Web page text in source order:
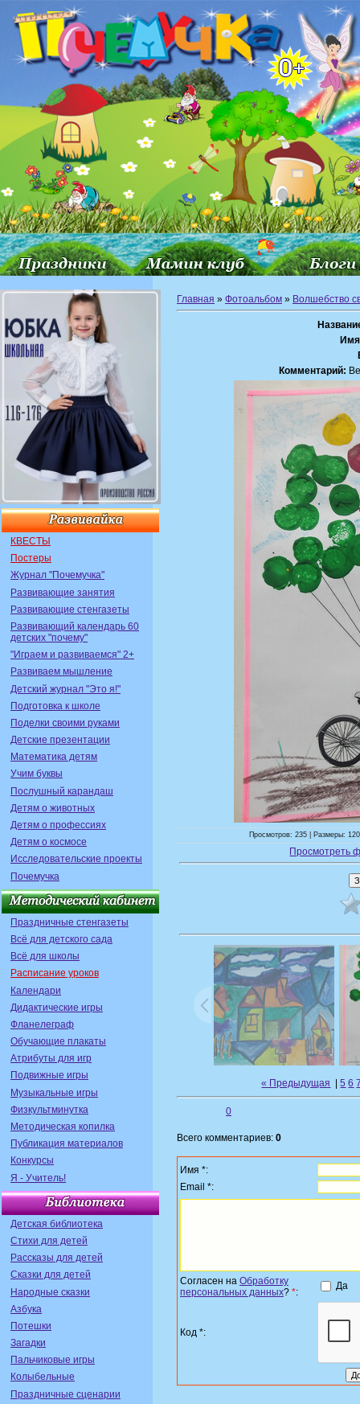
КВЕСТЫ
Постеры
Журнал "Почемучка"
Развивающие занятия
Развивающие стенгазеты
Развивающий календарь 60
детских "почему"
"Играем и развиваемся" 2+
Развиваем мышление
Детский журнал "Это я!"
Подготовка к школе
Поделки своими руками
Детские презентации
Математика детям
Учим буквы
Послушный карандаш
Детям о животных
Детям о профессиях
Детям о космосе
Исследовательские проекты
Почемучка
Праздничные стенгазеты
Всё для детского сада
Всё для школы
Расписание уроков
Календари
Дидактические игры
Фланелеграф
Обучающие плакаты
Атрибуты для игр
Подвижные игры
Музыкальные игры
Физкультминутка
Методическая копилка
Публикация материалов
Конкурсы
Я - Учитель!
Детская библиотека
Стихи для детей
Рассказы для детей
Сказки для детей
Народные сказки
Азбука
Потешки
Загадки
Пальчиковые игры
Колыбельные
Праздничные сценарии
Главная » Фотоальбом » Волшебство
Комментарий:
Просмотров: 235 | Размеры:
Просмотреть
« Предыдущая |5 6
0
Всего комментариев: 0
Имя *:
Email *:
Согласен на Обработку
персональных данных? *:
Да
Код *: